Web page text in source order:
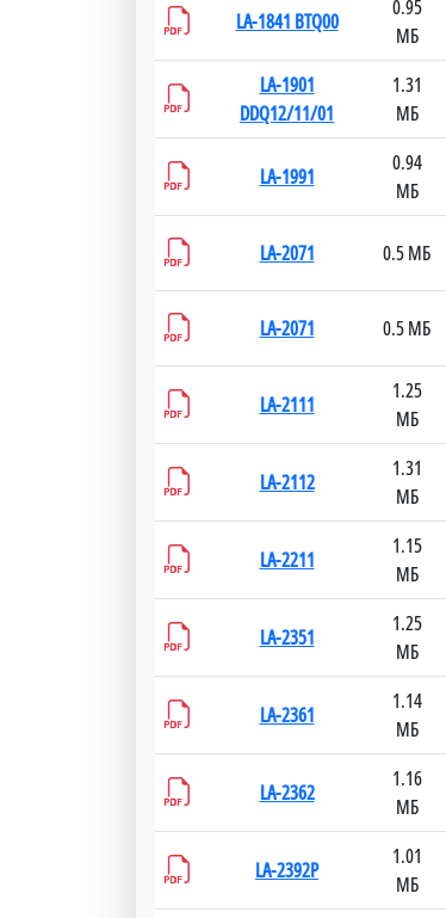
LA-1841 BTQ00
0.95
МБ
LA-1901
DDQ12/11/01
1.31
МБ
LA-1991
0.94
МБ
LA-2071 0.5 МБ
LA-2071 0.5 МБ
LA-2111
1.25
МБ
LA-2112
1.31
МБ
LA-2211
1.15
МБ
LA-2351
1.25
МБ
LA-2361
1.14
МБ
LA-2362
1.16
МБ
LA-2392P
1.01
МБ